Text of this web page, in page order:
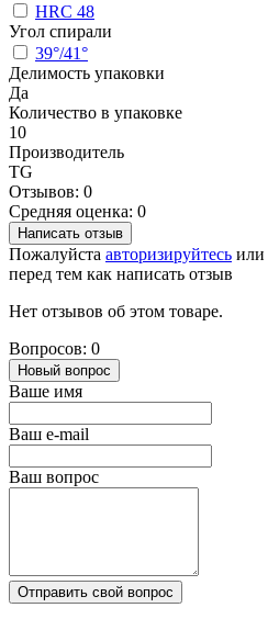
HRC 48
Угол спирали
39°/41°
Делимость упаковки
Да
Количество в упаковке
10
Производитель
TG
Отзывов: 0
Средняя оценка: 0
Написать отзыв
Пожалуйста авторизируйтесь или
перед тем как написать отзыв
Нет отзывов об этом товаре.
Вопросов: 0
Новый вопрос
Ваше имя
Ваш e-mail
Ваш вопрос
Отправить свой вопрос